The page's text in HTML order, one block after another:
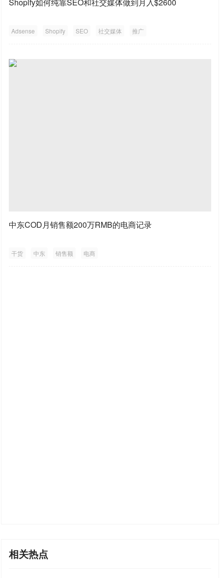
Adsense Shopify SEO 社交媒体 推广
中东COD月销售额200万RMB的电商记录
干货 中东 销售额 电商
相关热点